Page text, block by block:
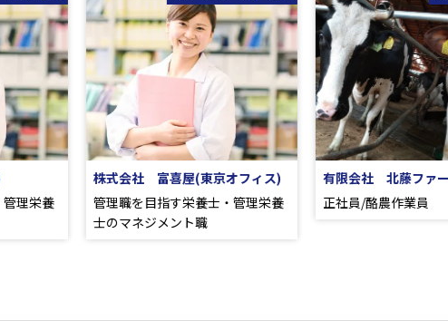
株式会社 富喜屋(東京オフィス)
管理職を目指す栄養士・管理栄養
士のマネジメント職
有限会社 北藤ファーム
正社員/酪農作業員